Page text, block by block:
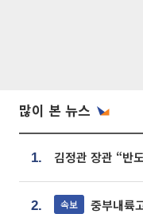
많이 본 뉴스
1.
2. 속보 중부내륙